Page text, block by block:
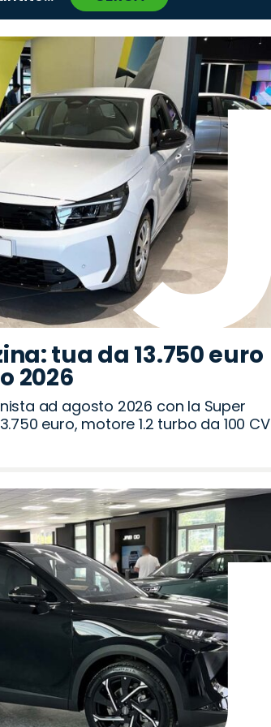
tua da 13.750 euro
2026
ad agosto 2026 con la Super
euro, motore 1.2 turbo da 100 CV